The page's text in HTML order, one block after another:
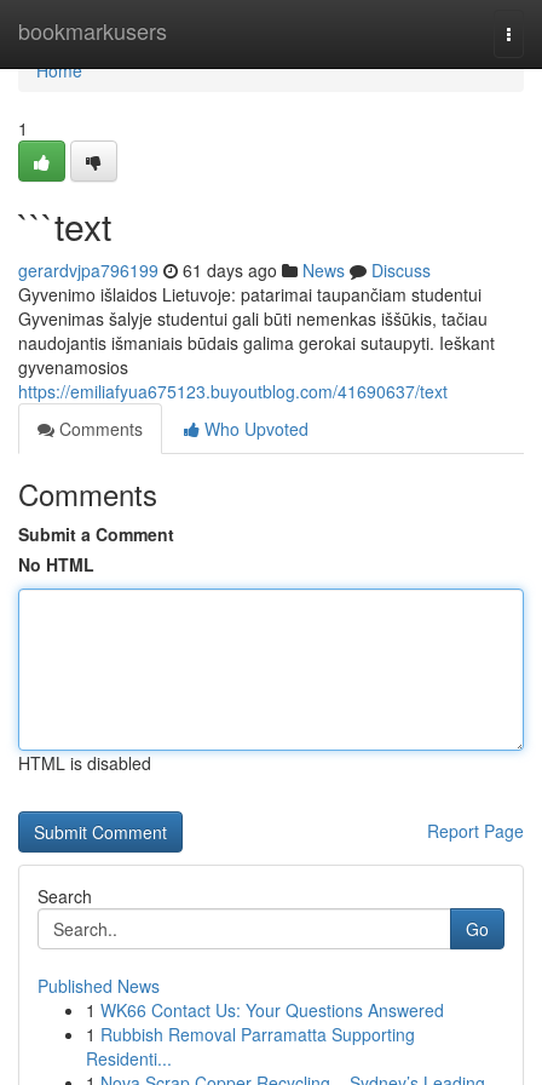
bookmarkusers
Home
Home
1
```text
gerardvjpa796199 61 days ago News
Discuss
Gyvenimo išlaidos Lietuvoje: patarimai taupančiam studentui
Gyvenimas šalyje studentui gali būti nemenkas iššūkis, tačiau
naudojantis išmaniais būdais galima gerokai sutaupyti. Ieškant
gyvenamosios
https://emiliafyua675123.buyoutblog.com/41690637/text
Comments
Who Upvoted
Comments
Submit a Comment
No HTML
HTML is disabled
Report Page
Search
Go
Published News
1 WK66 Contact Us: Your Questions Answered
1 Rubbish Removal Parramatta Supporting
Residenti...